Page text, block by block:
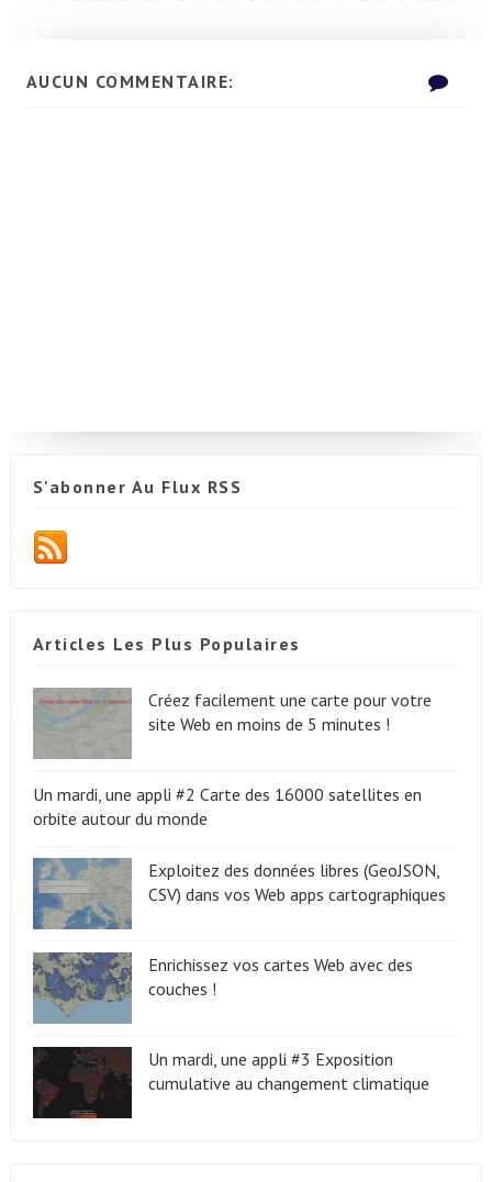
AUCUN COMMENTAIRE:
S'abonner Au Flux RSS
Articles Les Plus Populaires
Créez facilement une carte pour votre
site Web en moins de 5 minutes !
Un mardi, une appli #2 Carte des 16000 satellites en
orbite autour du monde
Exploitez des données libres (GeoJSON,
CSV) dans vos Web apps cartographiques
Enrichissez vos cartes Web avec des
couches !
Un mardi, une appli #3 Exposition
cumulative au changement climatique